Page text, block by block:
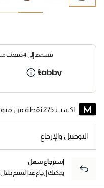
قسمها إلى 4 دفعات متساوية بقيمة
اكسب 275 نقطة من ميوز على طلبك -
التوصيل والإرجاع
إسترجاع سهل
يمكنك إرجاع هذا المنتج خلال 7 يومًا.